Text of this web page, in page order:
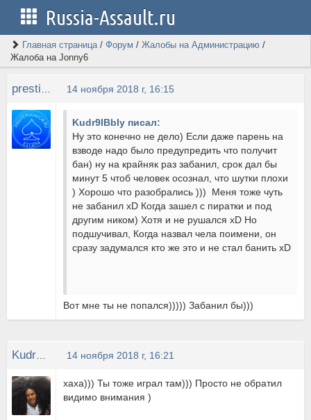
Russia-Assault.ru
Главная страница/ Форум / Жалобы на Администрацию /
Жалоба на Jonny6
14 ноября 2018 г, 16:15
Kudr9IBbIy писал:
Ну это конечно не дело) Если даже парень на
взводе надо было предупредить что получит
бан) ну на крайняк раз забанил, срок дал бы
минут 5 чтоб человек осознал, что шутки плохи
) Хорошо что разобрались ))) Меня тоже чуть
не забанил xD Когда зашел с пиратки и под
другим ником) Хотя и не рушался xD Но
подшучивал, Когда назвал чела поимени, он
сразу задумался кто же это и не стал банить xD
Вот мне ты не попался))))) Забанил бы)))
14 ноября 2018 г, 16:21
хаха))) Ты тоже играл там))) Просто не обратил
видимо внимания )